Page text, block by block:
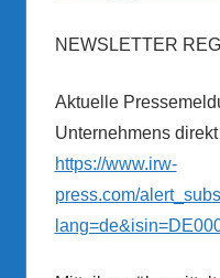
NEWSLETTER
Aktuelle
Unternehmens
https://www.irw-
press.com/